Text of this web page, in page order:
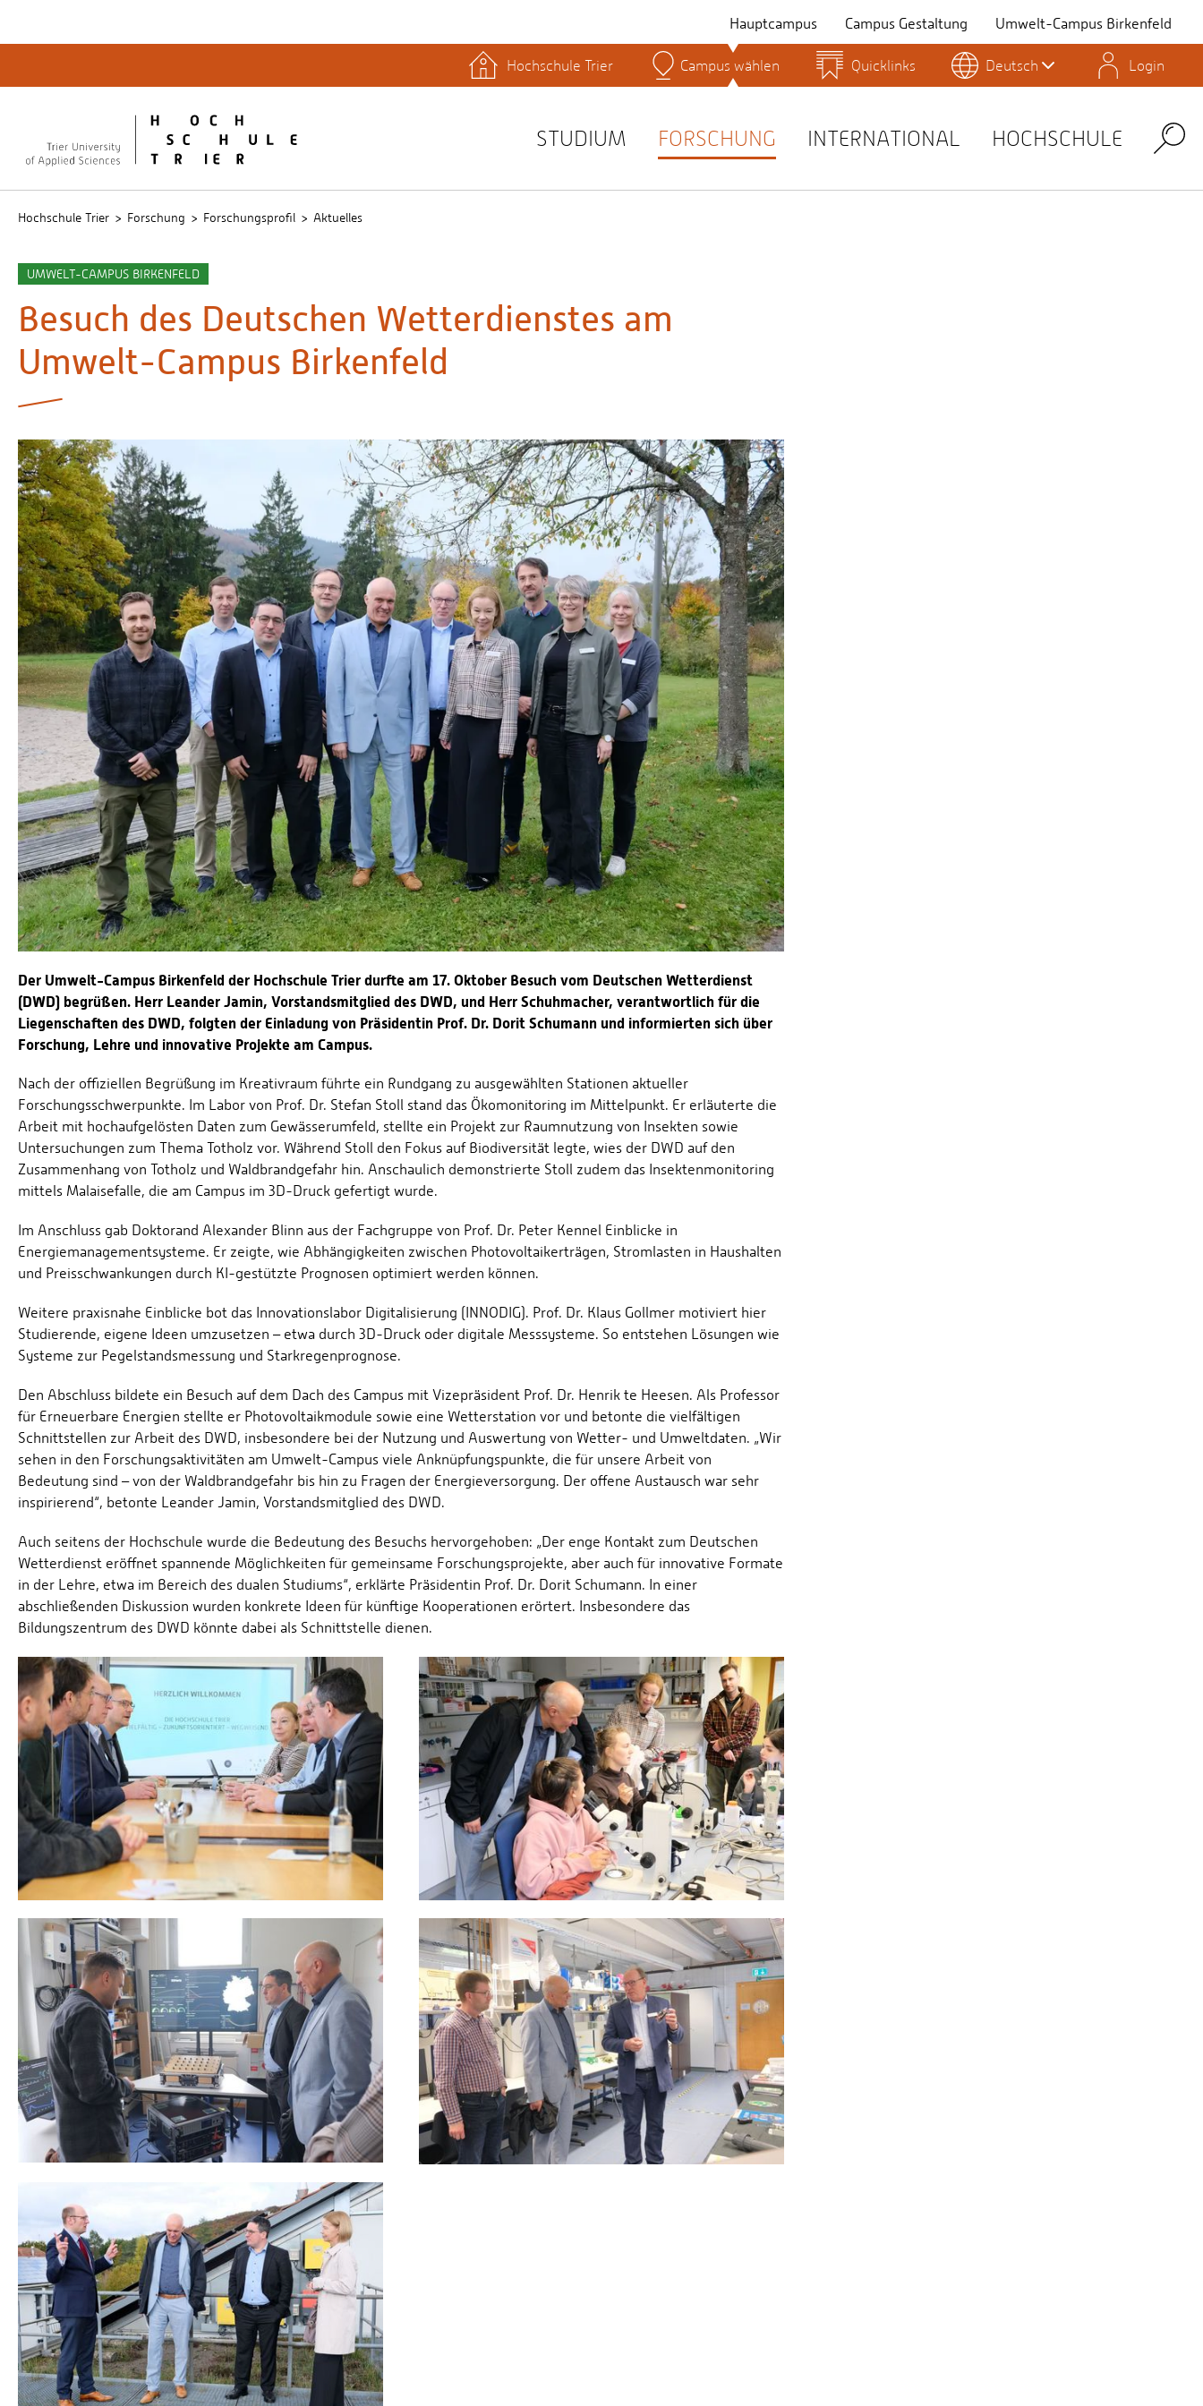
Hauptcampus Campus Gestaltung Umwelt-Campus Birkenfeld
Lernplattformen
Personensuche
Studienservice
Stud.IP
Hochschule Trier Campus wählen Quicklinks Deutsch Login
STUDIUM FORSCHUNG INTERNATIONAL HOCHSCHULE Search
Hochschule Trier Forschung Forschungsprofil Aktuelles
UMWELT-CAMPUS BIRKENFELD
Besuch des Deutschen Wetterdienstes am
Umwelt-Campus Birkenfeld
Der Umwelt-Campus Birkenfeld der Hochschule Trier durfte am 17. Oktober Besuch vom Deutschen Wetterdienst
(DWD) begrüßen. Herr Leander Jamin, Vorstandsmitglied des DWD, und Herr Schuhmacher, verantwortlich für die
Liegenschaften des DWD, folgten der Einladung von Präsidentin Prof. Dr. Dorit Schumann und informierten sich über
Forschung, Lehre und innovative Projekte am Campus.
Nach der offiziellen Begrüßung im Kreativraum führte ein Rundgang zu ausgewählten Stationen aktueller
Forschungsschwerpunkte. Im Labor von Prof. Dr. Stefan Stoll stand das Ökomonitoring im Mittelpunkt. Er erläuterte die
Arbeit mit hochaufgelösten Daten zum Gewässerumfeld, stellte ein Projekt zur Raumnutzung von Insekten sowie
Untersuchungen zum Thema Totholz vor. Während Stoll den Fokus auf Biodiversität legte, wies der DWD auf den
Zusammenhang von Totholz und Waldbrandgefahr hin. Anschaulich demonstrierte Stoll zudem das Insektenmonitoring
mittels Malaisefalle, die am Campus im 3D-Druck gefertigt wurde.
Im Anschluss gab Doktorand Alexander Blinn aus der Fachgruppe von Prof. Dr. Peter Kennel Einblicke in
Energiemanagementsysteme. Er zeigte, wie Abhängigkeiten zwischen Photovoltaikerträgen, Stromlasten in Haushalten
und Preisschwankungen durch KI-gestützte Prognosen optimiert werden können.
Weitere praxisnahe Einblicke bot das Innovationslabor Digitalisierung (INNODIG). Prof. Dr. Klaus Gollmer motiviert hier
Studierende, eigene Ideen umzusetzen – etwa durch 3D-Druck oder digitale Messsysteme. So entstehen Lösungen wie
Systeme zur Pegelstandsmessung und Starkregenprognose.
Den Abschluss bildete ein Besuch auf dem Dach des Campus mit Vizepräsident Prof. Dr. Henrik te Heesen. Als Professor
für Erneuerbare Energien stellte er Photovoltaikmodule sowie eine Wetterstation vor und betonte die vielfältigen
Schnittstellen zur Arbeit des DWD, insbesondere bei der Nutzung und Auswertung von Wetter- und Umweltdaten. „Wir
sehen in den Forschungsaktivitäten am Umwelt-Campus viele Anknüpfungspunkte, die für unsere Arbeit von
Bedeutung sind – von der Waldbrandgefahr bis hin zu Fragen der Energieversorgung. Der offene Austausch war sehr
inspirierend“, betonte Leander Jamin, Vorstandsmitglied des DWD.
Auch seitens der Hochschule wurde die Bedeutung des Besuchs hervorgehoben: „Der enge Kontakt zum Deutschen
Wetterdienst eröffnet spannende Möglichkeiten für gemeinsame Forschungsprojekte, aber auch für innovative Formate
in der Lehre, etwa im Bereich des dualen Studiums“, erklärte Präsidentin Prof. Dr. Dorit Schumann. In einer
abschließenden Diskussion wurden konkrete Ideen für künftige Kooperationen erörtert. Insbesondere das
Bildungszentrum des DWD könnte dabei als Schnittstelle dienen.